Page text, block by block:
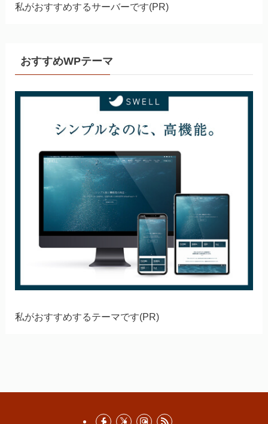
私がおすすめするサーバーです(PR)
おすすめWPテーマ
私がおすすめするテーマです(PR)